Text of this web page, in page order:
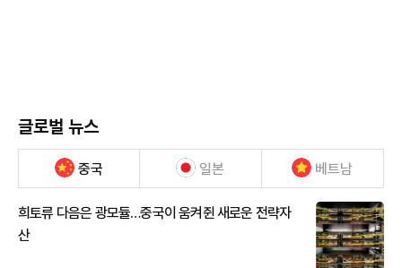
글로벌 뉴스
중국 일본 베트남
희토류 다음은 광모듈…중국이 움켜쥔 새로운 전략자
산